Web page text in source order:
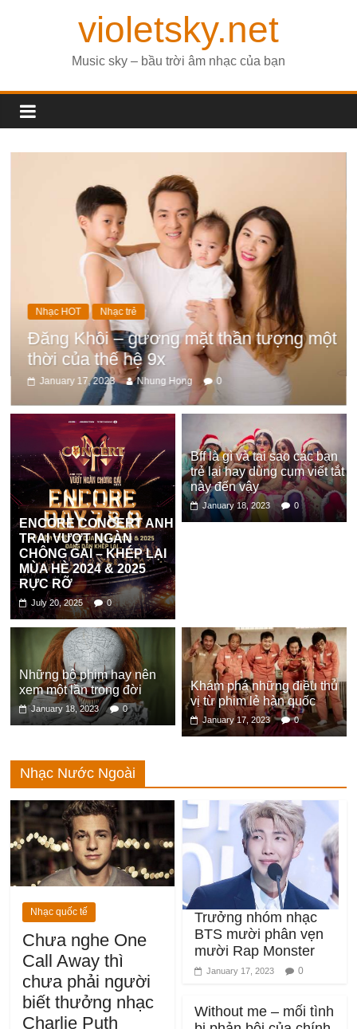
violetsky.net
Music sky – bầu trời âm nhạc của bạn
một
Nhạc HOT
Trước “Tình nhân ơi”, Châu Đăng
đã có những bài hit để đời
January 18, 2023 Nhung Hong 0
ENCORE CONCERT ANH
TRAI VƯỢT NGÀN
CHÔNG GAI – KHÉP LẠI
MÙA HÈ 2024 & 2025
RỰC RỠ
July 20, 2025 0
Bff là gì và tại sao các bạn
trẻ lại hay dùng cụm viết tắt
này đến vậy
January 18, 2023 0
Những bộ phim hay nên
xem một lần trong đời
January 18, 2023 0
Khám phá những điều thú
vị từ phim lẻ hàn quốc
January 17, 2023 0
Nhạc quốc tế
Chưa nghe One
Call Away thì
chưa phải người
biết thưởng nhạc
Charlie Puth
January 17, 2023
Trưởng nhóm nhạc
BTS mười phân vẹn
mười Rap Monster
January 17, 2023 0
Halsey